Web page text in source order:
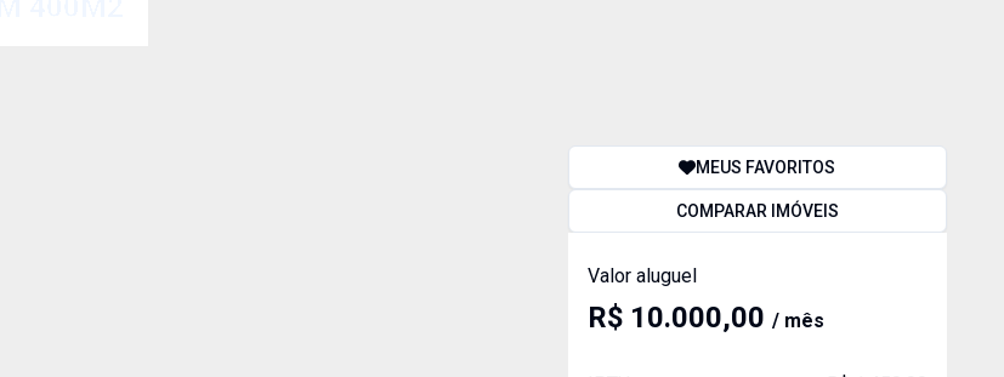
MEUS FAVORITOS
COMPARAR IMÓVEIS
Valor aluguel
R$ 10.000,00 / mês